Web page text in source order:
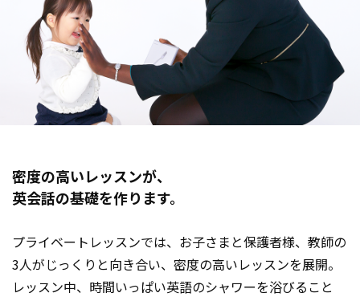
密度の高いレッスンが、
英会話の基礎を作ります。
プライベートレッスンでは、お子さまと保護者様、教師の
3人がじっくりと向き合い、密度の高いレッスンを展開。
レッスン中、時間いっぱい英語のシャワーを浴びること